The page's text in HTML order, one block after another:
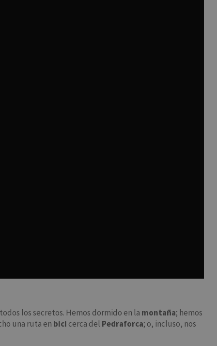
los secretos. Hemos dormido en la montaña; hemos
una ruta en bici cerca del Pedraforca; o, incluso, nos